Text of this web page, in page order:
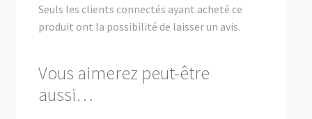
Seuls les clients connectés ayant acheté ce
produit ont la possibilité de laisser un avis.
Vous aimerez peut-être
aussi…